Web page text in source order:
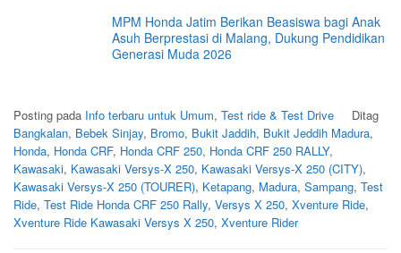
MPM Honda Jatim Berikan Beasiswa bagi Anak
Asuh Berprestasi di Malang, Dukung Pendidikan
Generasi Muda 2026
Posting pada Info terbaru untuk Umum, Test ride & Test Drive
Ditag
Bangkalan, Bebek Sinjay, Bromo, Bukit Jaddih, Bukit Jeddih Madura,
Honda, Honda CRF, Honda CRF 250, Honda CRF 250 RALLY,
Kawasaki, Kawasaki Versys-X 250, Kawasaki Versys-X 250 (CITY),
Kawasaki Versys-X 250 (TOURER), Ketapang, Madura, Sampang, Test
Ride, Test Ride Honda CRF 250 Rally, Versys X 250, Xventure Ride,
Xventure Ride Kawasaki Versys X 250, Xventure Rider